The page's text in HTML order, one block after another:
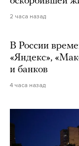
2 часа назад
В России
«Яндекс»,
и банков
4 часа назад